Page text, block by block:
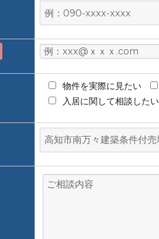
物件を実際に見たい
入居に関して相談したい